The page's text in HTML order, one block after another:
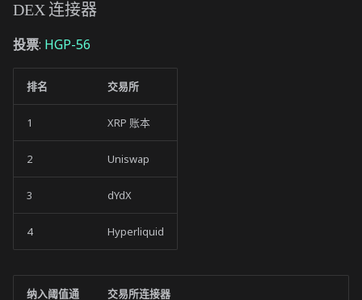
DEX 连接器
投票: HGP-56
排名 交易所
1 XRP 账本
2 Uniswap
3 dYdX
4 Hyperliquid
纳入阈值通 交易所连接器